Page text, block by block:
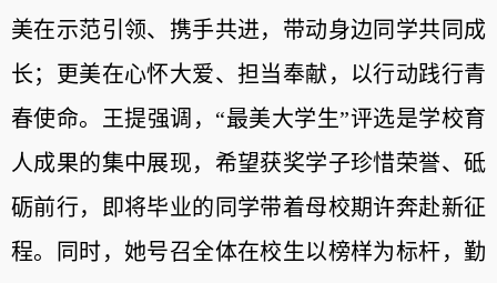
美在示范引领、携手共进，带动身边同学共同成
长；更美在心怀大爱、担当奉献，以行动践行青
春使命。王提强调，“最美大学生”评选是学校育
人成果的集中展现，希望获奖学子珍惜荣誉、砥
砺前行，即将毕业的同学带着母校期许奔赴新征
程。同时，她号召全体在校生以榜样为标杆，勤